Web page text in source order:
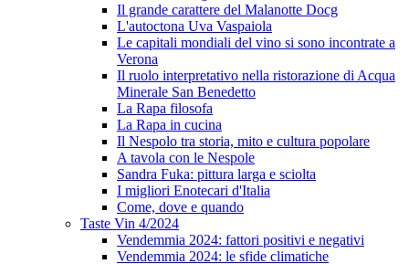
Il grande carattere del Malanotte Docg
L'autoctona Uva Vaspaiola
Le capitali mondiali del vino si sono incontrate a
Verona
Il ruolo interpretativo nella ristorazione di Acqua
Minerale San Benedetto
La Rapa filosofa
La Rapa in cucina
Il Nespolo tra storia, mito e cultura popolare
A tavola con le Nespole
Sandra Fuka: pittura larga e sciolta
I migliori Enotecari d'Italia
Come, dove e quando
Taste Vin 4/2024
Vendemmia 2024: fattori positivi e negativi
Vendemmia 2024: le sfide climatiche